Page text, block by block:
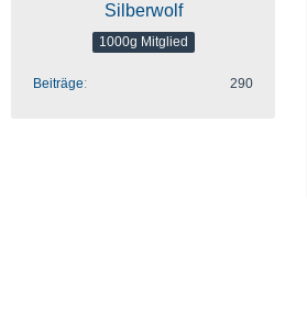
Silberwolf
1000g Mitglied
Beiträge 290